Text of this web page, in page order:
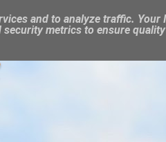
and to analyze traffic. Your
metrics to ensure